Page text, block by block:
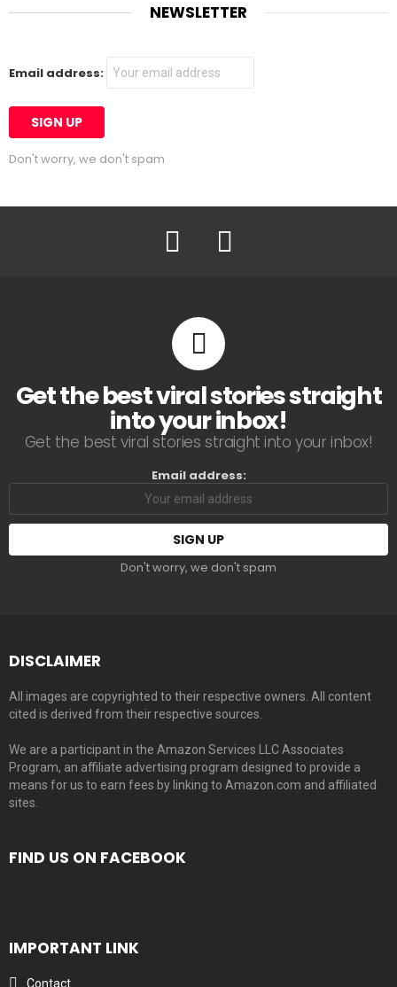
NEWSLETTER
Email address:
Don't worry, we don't spam
Facebook
Get the best viral stories straight
into your inbox!
Get the best viral stories straight into your inbox!
Email address:
Don't worry, we don't spam
DISCLAIMER
All images are copyrighted to their respective owners. All content
cited is derived from their respective sources.
We are a participant in the Amazon Services LLC Associates
Program, an affiliate advertising program designed to provide a
means for us to earn fees by linking to Amazon.com and affiliated
sites.
FIND US ON FACEBOOK
IMPORTANT LINK
Contact